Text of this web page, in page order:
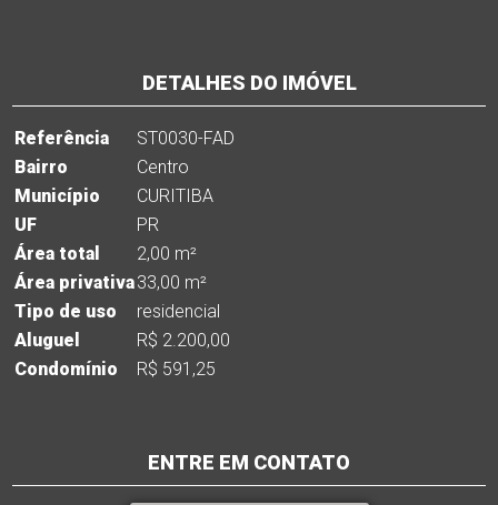
DETALHES DO IMÓVEL
Referência
ST0030-FAD
Bairro
Centro
Município
CURITIBA
UF
PR
Área total
2,00 m²
Área privativa33,00 m²
Tipo de uso
residencial
Aluguel
R$ 2.200,00
Condomínio
R$ 591,25
ENTRE EM CONTATO